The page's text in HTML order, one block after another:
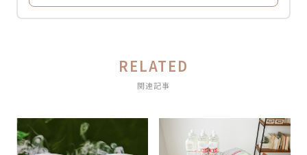
RELATED
関連記事